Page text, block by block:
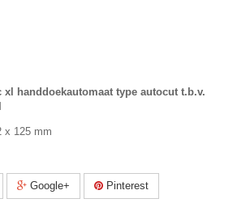
handdoekautomaat type autocut t.b.v.
x 125 mm
Google+ Pinterest